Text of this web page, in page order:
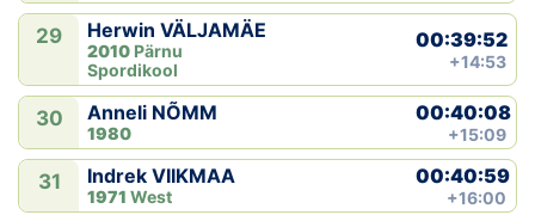
29 Herwin VÄLJAMÄE
2010 Pärnu
Spordikool
00:39:52
+14:53
30 Anneli NÕMM
1980
00:40:08
+15:09
31 Indrek VIIKMAA
1971 West
00:40:59
+16:00